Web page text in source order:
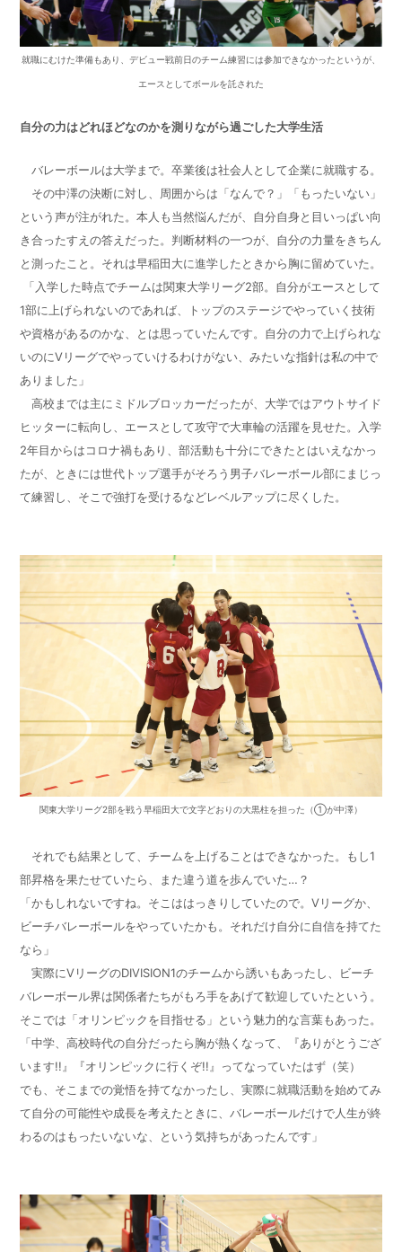
就職にむけた準備もあり、デビュー戦前日のチーム練習には参加できなかったというが、
エースとしてボールを託された
自分の力はどれほどなのかを測りながら過ごした大学生活
バレーボールは大学まで。卒業後は社会人として企業に就職する。
その中澤の決断に対し、周囲からは「なんで？」「もったいない」
という声が注がれた。本人も当然悩んだが、自分自身と目いっぱい向
き合ったすえの答えだった。判断材料の一つが、自分の力量をきちん
と測ったこと。それは早稲田大に進学したときから胸に留めていた。
「入学した時点でチームは関東大学リーグ2部。自分がエースとして
1部に上げられないのであれば、トップのステージでやっていく技術
や資格があるのかな、とは思っていたんです。自分の力で上げられな
いのにVリーグでやっていけるわけがない、みたいな指針は私の中で
ありました」
高校までは主にミドルブロッカーだったが、大学ではアウトサイド
ヒッターに転向し、エースとして攻守で大車輪の活躍を見せた。入学
2年目からはコロナ禍もあり、部活動も十分にできたとはいえなかっ
たが、ときには世代トップ選手がそろう男子バレーボール部にまじっ
て練習し、そこで強打を受けるなどレベルアップに尽くした。
関東大学リーグ2部を戦う早稲田大で文字どおりの大黒柱を担った（①が中澤）
それでも結果として、チームを上げることはできなかった。もし1
部昇格を果たせていたら、また違う道を歩んでいた…？
「かもしれないですね。そこははっきりしていたので。Vリーグか、
ビーチバレーボールをやっていたかも。それだけ自分に自信を持てた
なら」
実際にVリーグのDIVISION1のチームから誘いもあったし、ビーチ
バレーボール界は関係者たちがもろ手をあげて歓迎していたという。
そこでは「オリンピックを目指せる」という魅力的な言葉もあった。
「中学、高校時代の自分だったら胸が熱くなって、『ありがとうござ
います!!』『オリンピックに行くぞ!!』ってなっていたはず（笑）
でも、そこまでの覚悟を持てなかったし、実際に就職活動を始めてみ
て自分の可能性や成長を考えたときに、バレーボールだけで人生が終
わるのはもったいないな、という気持ちがあったんです」